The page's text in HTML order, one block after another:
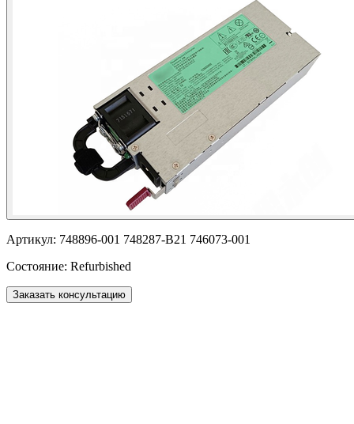
Артикул: 748896-001 748287-B21 746073-001
Состояние: Refurbished
Заказать консультацию